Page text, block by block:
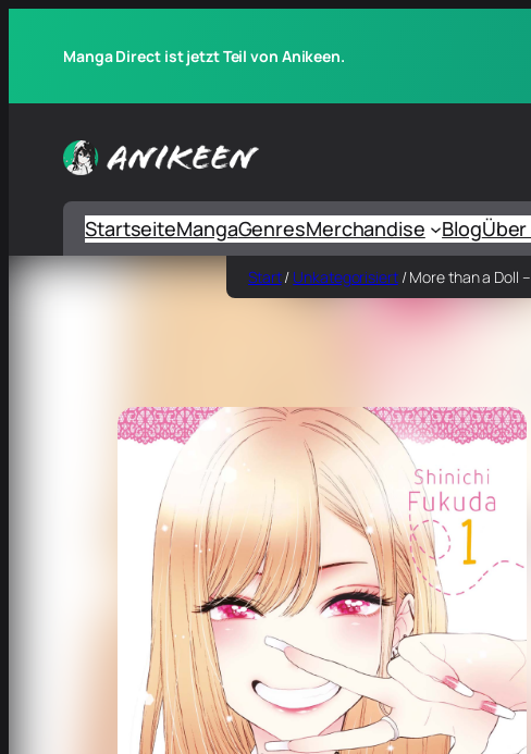
Manga Direct ist jetzt Teil von Anikeen.
StartseiteMangaGenresMerchandise Blog
Start/ Unkategorisiert/ More than a Doll –